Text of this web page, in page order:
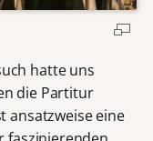
hatte uns
die Partitur
ansatzweise eine